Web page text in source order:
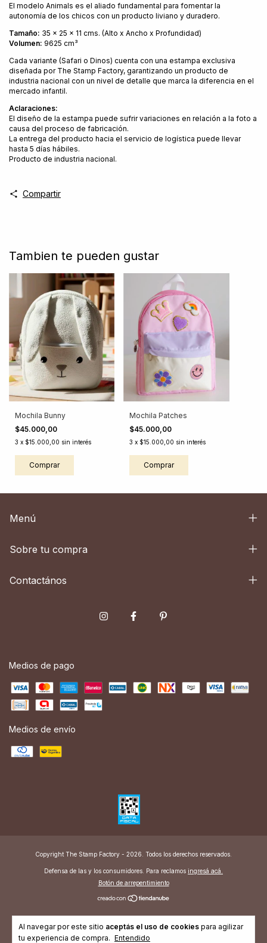
Al navegar por este sitio aceptás el uso de cookies para agilizar
tu experiencia de compra. Entendido
El modelo Animals es el aliado fundamental para fomentar la
autonomía de los chicos con un producto liviano y duradero.
Tamaño: 35 x 25 x 11 cms. (Alto x Ancho x Profundidad)
Volumen: 9625 cm³
Cada variante (Safari o Dinos) cuenta con una estampa exclusiva
diseñada por The Stamp Factory, garantizando un producto de
industria nacional con un nivel de detalle que marca la diferencia en el
mercado infantil.
Aclaraciones:
El diseño de la estampa puede sufrir variaciones en relación a la foto a
causa del proceso de fabricación.
La entrega del producto hacia el servicio de logística puede llevar
hasta 5 días hábiles.
Producto de industria nacional.
Compartir
Tambien te pueden gustar
Mochila Bunny
$45.000,00
3 x $15.000,00 sin interés
Comprar
Mochila Patches
$45.000,00
3 x $15.000,00 sin interés
Comprar
Menú
Sobre tu compra
Contactános
Medios de pago
Medios de envío
Copyright The Stamp Factory - 2026. Todos los derechos reservados.
Defensa de las y los consumidores. Para reclamos ingresá acá.
Botón de arrepentimiento